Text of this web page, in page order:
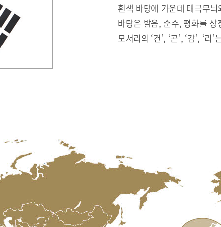
흰색 바탕에 가운데 태극무
바탕은 밝음, 순수, 평화를 상
모서리의 ‘건’, ‘곤’, ‘감’, ‘